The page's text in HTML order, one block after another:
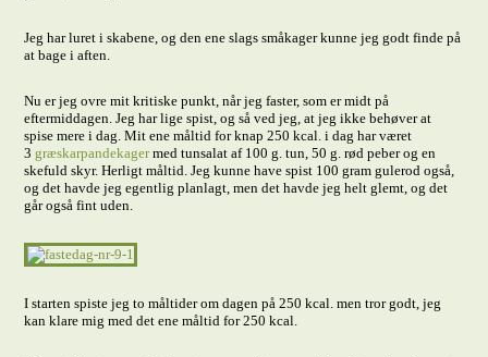
Jeg har luret i skabene, og den ene slags småkager kunne jeg godt finde på
at bage i aften.
Nu er jeg ovre mit kritiske punkt, når jeg faster, som er midt på
eftermiddagen. Jeg har lige spist, og så ved jeg, at jeg ikke behøver at
spise mere i dag. Mit ene måltid for knap 250 kcal. i dag har været
3græskarpandekagermed tunsalat af 100 g. tun, 50 g. rød peber og en
skefuld skyr. Herligt måltid. Jeg kunne have spist 100 gram gulerod også,
og det havde jeg egentlig planlagt, men det havde jeg helt glemt, og det
går også fint uden.
I starten spiste jeg to måltider om dagen på 250 kcal. men tror godt, jeg
kan klare mig med det ene måltid for 250 kcal.